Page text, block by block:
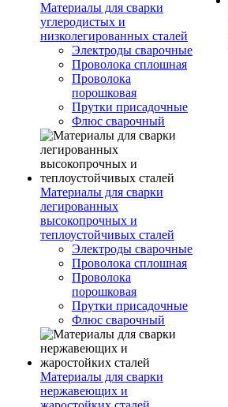
Материалы для сварки
углеродистых и
низколегированных сталей
Электроды сварочные
Проволока сплошная
Проволока
порошковая
Прутки присадочные
Флюс сварочный
Материалы для сварки
легированных
высокопрочных и
теплоустойчивых сталей
Электроды сварочные
Проволока сплошная
Проволока
порошковая
Прутки присадочные
Флюс сварочный
Материалы для сварки
нержавеющих и